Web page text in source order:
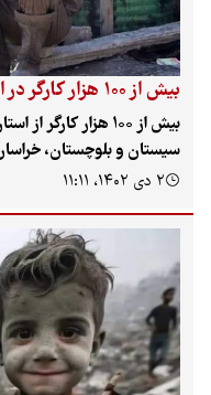
بیش از ۱۰۰ هزار کارگر در انتظار پاسخ شورای نگهبان
بیش از ۱۰۰ هزار کارگر از
سیستان و بلوچستان، خراسان
به تصویب افزایش سن و سابقه